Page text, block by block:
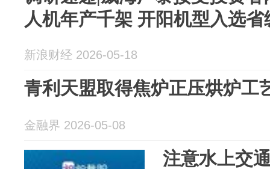
人机年产千架 开阳机型入选
新浪财经 2026-05-18
青利天盟取得焦炉正压烘炉工
金融界 2026-05-08
注意水上交